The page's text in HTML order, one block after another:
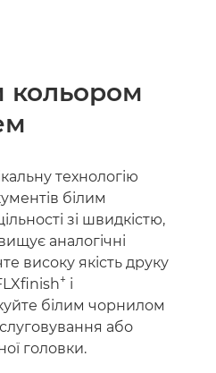
кольором
технологію
білим
зі швидкістю,
аналогічні
високу якість друку
+ і
білим чорнилом
або
головки.